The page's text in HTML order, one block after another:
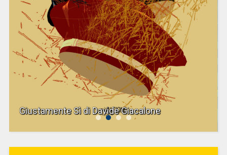
Giustamente Sì di Davide Giacalone